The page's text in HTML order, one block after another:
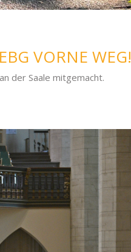
VORNE WEG!
der Saale mitgemacht.